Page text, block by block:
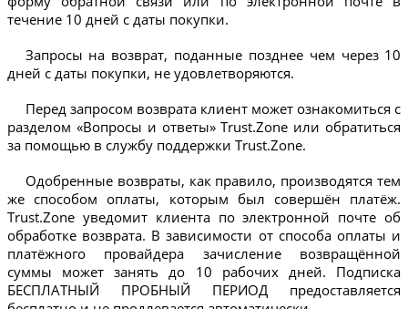
течение 10 дней с даты покупки.
Запросы на возврат, поданные позднее чем через 10
дней с даты покупки, не удовлетворяются.
Перед запросом возврата клиент может ознакомиться с
разделом «Вопросы и ответы» Trust.Zone или обратиться
за помощью в службу поддержки Trust.Zone.
Одобренные возвраты, как правило, производятся тем
же способом оплаты, которым был совершён платёж.
Trust.Zone уведомит клиента по электронной почте об
обработке возврата. В зависимости от способа оплаты и
платёжного провайдера зачисление возвращённой
суммы может занять до 10 рабочих дней. Подписка
БЕСПЛАТНЫЙ ПРОБНЫЙ ПЕРИОД предоставляется